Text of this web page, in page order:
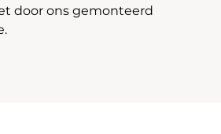
door ons gemonteerd